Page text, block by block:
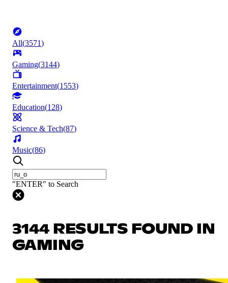
All(3571)
Gaming(3144)
Entertainment(1553)
Education(128)
Science & Tech(87)
Music(86)
"ENTER" to Search
3144 RESULTS FOUND IN
GAMING